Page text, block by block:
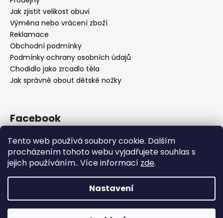
Tento web používá soubory cookie. Dalším
procházením tohoto webu vyjadřujete souhlas s
jejich používáním.. Více informací zde.
Nastavení
Jak zjistit velikost obuvi
Výměna nebo vrácení zboží
Reklamace
Obchodní podmínky
Podmínky ochrany osobních údajů
Chodidlo jako zrcadlo těla
Jak správně obout dětské nožky
Facebook